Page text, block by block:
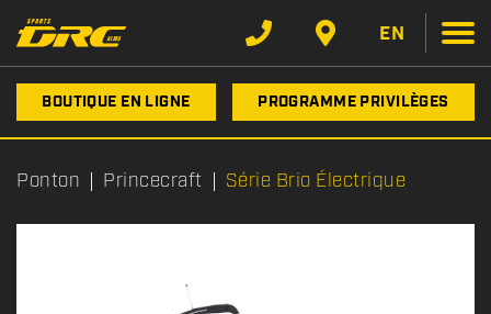
EN
BOUTIQUE EN LIGNE PROGRAMME PRIVILÈGES
Ponton Princecraft Série Brio Électrique